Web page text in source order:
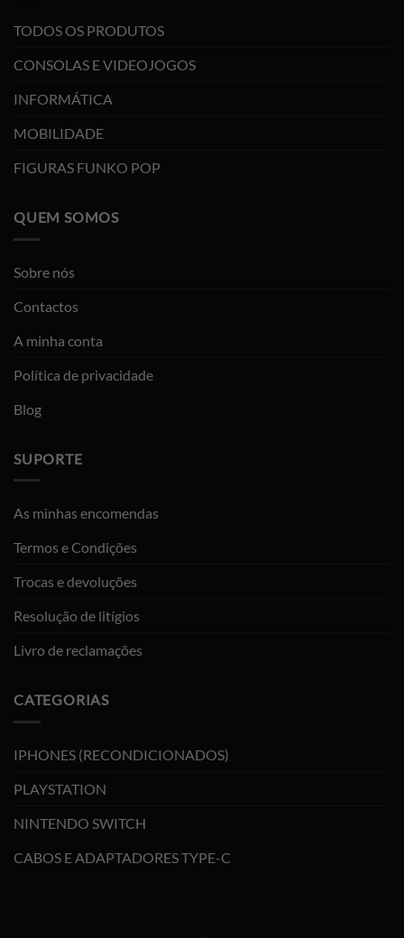
TODOS OS PRODUTOS
CONSOLAS E VIDEOJOGOS
INFORMÁTICA
MOBILIDADE
FIGURAS FUNKO POP
QUEM SOMOS
Sobre nós
Contactos
A minha conta
Política de privacidade
Blog
SUPORTE
As minhas encomendas
Termos e Condições
Trocas e devoluções
Resolução de litígios
Livro de reclamações
CATEGORIAS
IPHONES (RECONDICIONADOS)
PLAYSTATION
NINTENDO SWITCH
CABOS E ADAPTADORES TYPE-C